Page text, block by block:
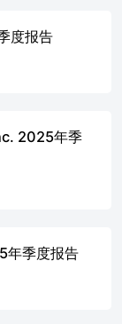
要的调整，包括正
允呈现。这些简明
束的年度报告中的
。在合并过程
截至2025年3月31
会计公告 该公司
准则委员会
则变更（ASU No.
）:改进的收入税
度报告
2025年季
季度报告